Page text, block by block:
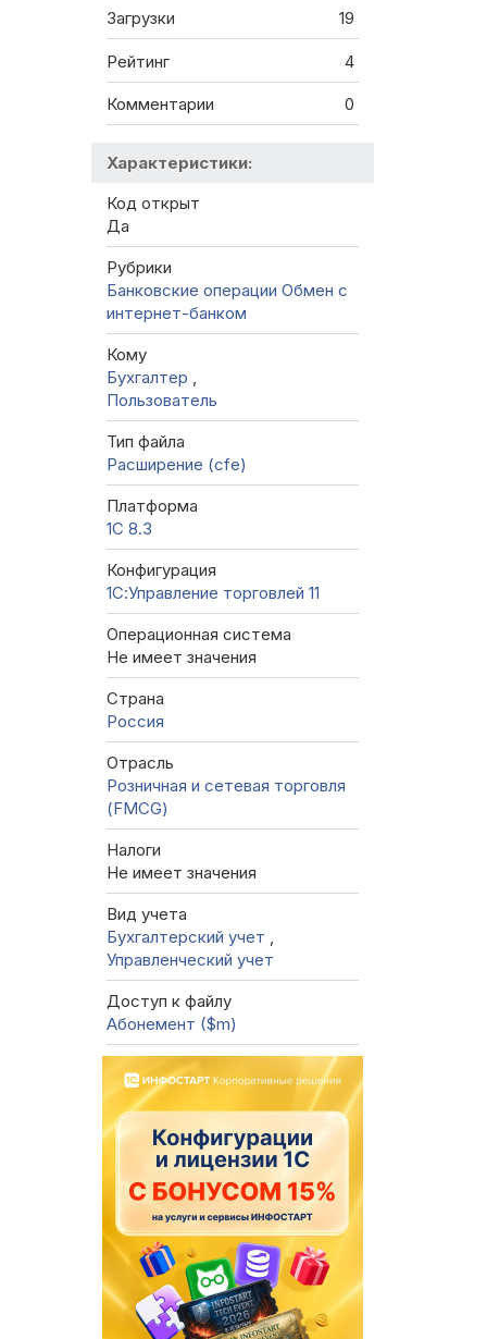
Загрузки 19
Рейтинг 4
Комментарии 0
Характеристики:
Код открыт
Да
Рубрики
Банковские операции Обмен с
интернет-банком
Кому
Бухгалтер ,
Пользователь
Тип файла
Расширение (cfe)
Платформа
1С 8.3
Конфигурация
1С:Управление торговлей 11
Операционная система
Не имеет значения
Страна
Россия
Отрасль
Розничная и сетевая торговля
(FMCG)
Налоги
Не имеет значения
Вид учета
Бухгалтерский учет ,
Управленческий учет
Доступ к файлу
Абонемент ($m)